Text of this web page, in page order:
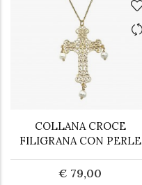
COLLANA CROCE
FILIGRANA CON PERLE
€ 79,00